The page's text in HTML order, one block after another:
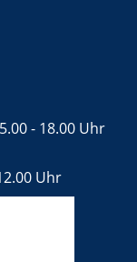
- 18.00 Uhr
Uhr